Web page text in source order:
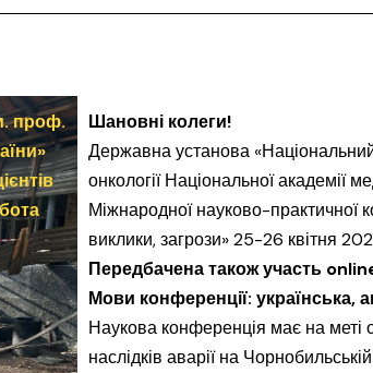
проф.
Шановні колеги!
Державна установа
онкології Національної академії
Міжнародної науково-практичної
виклики, загрози» 25-26 квітня
Передбачена також участь
Мови конференції: українська,
Наукова конференція має на меті
наслідків аварії на